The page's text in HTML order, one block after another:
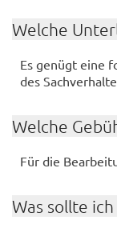
Wel­che
Es ge­nügt eine
des
Wel­che
Für die
Was soll­te